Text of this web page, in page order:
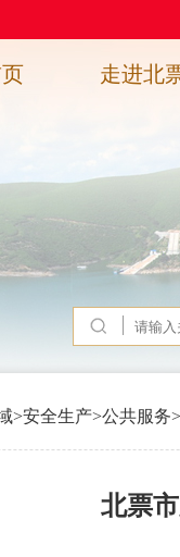
走进北
>安全生产>公共服务>
北票